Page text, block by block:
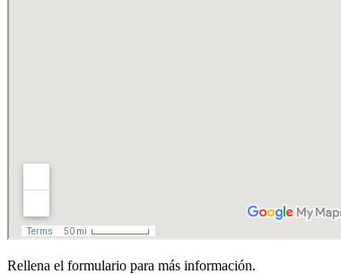
Rellena el formulario para más información.